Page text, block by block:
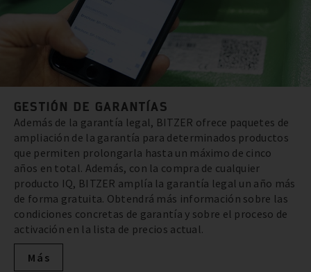
GESTIÓN DE GARANTÍAS
Además de la garantía legal, BITZER ofrece paquetes de
ampliación de la garantía para determinados productos
que permiten prolongarla hasta un máximo de cinco
años en total. Además, con la compra de cualquier
producto IQ, BITZER amplía la garantía legal un año más
de forma gratuita. Obtendrá más información sobre las
condiciones concretas de garantía y sobre el proceso de
activación en la lista de precios actual.
Más